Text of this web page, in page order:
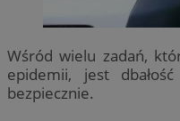
Wśród wielu zadań,
epidemii, jest
bezpiecznie.